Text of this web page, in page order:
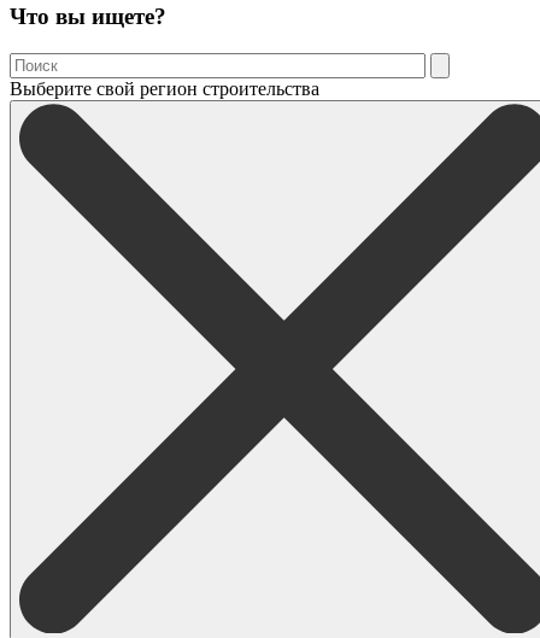
Что вы ищете?
Выберите свой регион строительства